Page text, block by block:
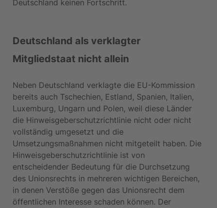
Deutschland keinen Fortschritt.
Deutschland als verklagter
Mitgliedstaat nicht allein
Neben Deutschland verklagte die EU-Kommission
bereits auch Tschechien, Estland, Spanien, Italien,
Luxemburg, Ungarn und Polen, weil diese Länder
die Hinweisgeberschutzrichtlinie nicht oder nicht
vollständig umgesetzt und die
Umsetzungsmaßnahmen nicht mitgeteilt haben. Die
Hinweisgeberschutzrichtlinie ist von
entscheidender Bedeutung für die Durchsetzung
des Unionsrechts in mehreren wichtigen Bereichen,
in denen Verstöße gegen das Unionsrecht dem
öffentlichen Interesse schaden können. Der